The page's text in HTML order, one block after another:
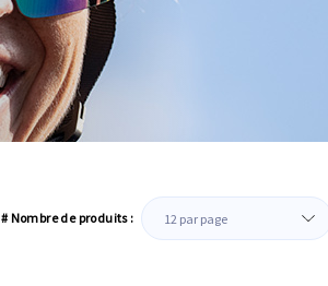
# Nombre de produits :